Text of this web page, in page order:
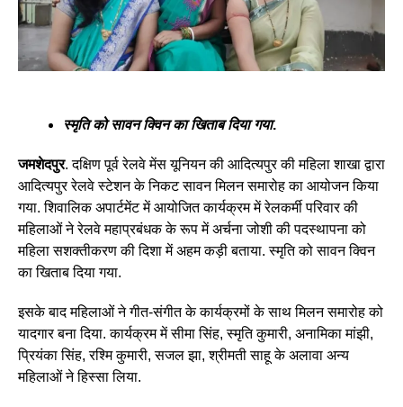
स्मृति को सावन क्विन का खिताब दिया गया.
जमशेदपुर. दक्षिण पूर्व रेलवे मेंस यूनियन की आदित्यपुर की महिला शाखा द्वारा
आदित्यपुर रेलवे स्टेशन के निकट सावन मिलन समारोह का आयोजन किया
गया. शिवालिक अपार्टमेंट में आयोजित कार्यक्रम में रेलकर्मी परिवार की
महिलाओं ने रेलवे महाप्रबंधक के रूप में अर्चना जोशी की पदस्थापना को
महिला सशक्तीकरण की दिशा में अहम कड़ी बताया. स्मृति को सावन क्विन
का खिताब दिया गया.
इसके बाद महिलाओं ने गीत-संगीत के कार्यक्रमों के साथ मिलन समारोह को
यादगार बना दिया. कार्यक्रम में सीमा सिंह, स्मृति कुमारी, अनामिका मांझी,
प्रियंका सिंह, रश्मि कुमारी, सजल झा, श्रीमती साहू के अलावा अन्य
महिलाओं ने हिस्सा लिया.